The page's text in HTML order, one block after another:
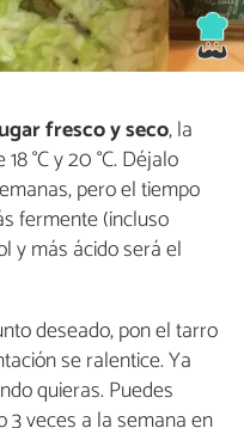
fresco y seco, la
°C y 20 °C. Déjalo
pero el tiempo
fermente (incluso
y más ácido será el
deseado, pon el tarro
se ralentice. Ya
quieras. Puedes
3 veces a la semana en